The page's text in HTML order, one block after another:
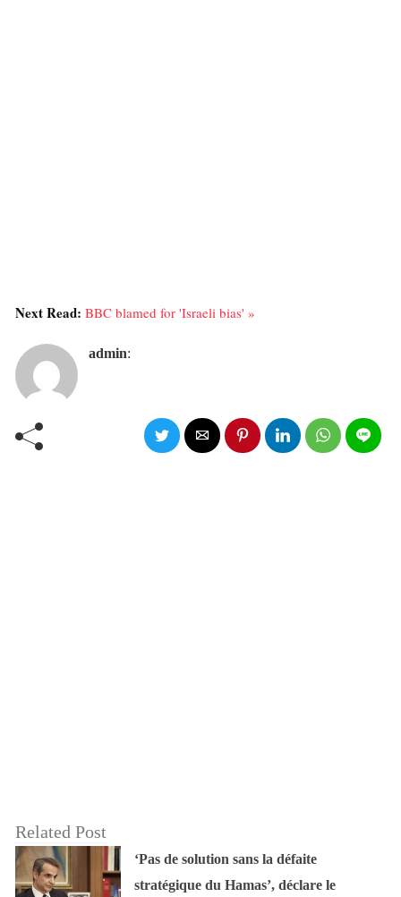
Next Read: BBC blamed for 'Israeli bias' »
admin:
Related Post
‘Pas de solution sans la défaite
stratégique du Hamas’, déclare le